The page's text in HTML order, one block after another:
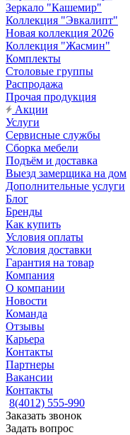
Зеркало "Кашемир"
Коллекция "Эвкалипт"
Новая коллекция 2026
Коллекция "Жасмин"
Комплекты
Столовые группы
Распродажа
Прочая продукция
Акции
Услуги
Сервисные службы
Сборка мебели
Подъём и доставка
Выезд замерщика на дом
Дополнительные услуги
Блог
Бренды
Как купить
Условия оплаты
Условия доставки
Гарантия на товар
Компания
О компании
Новости
Команда
Отзывы
Карьера
Контакты
Партнеры
Вакансии
Контакты
8(4012) 555-990
Заказать звонок
Задать вопрос